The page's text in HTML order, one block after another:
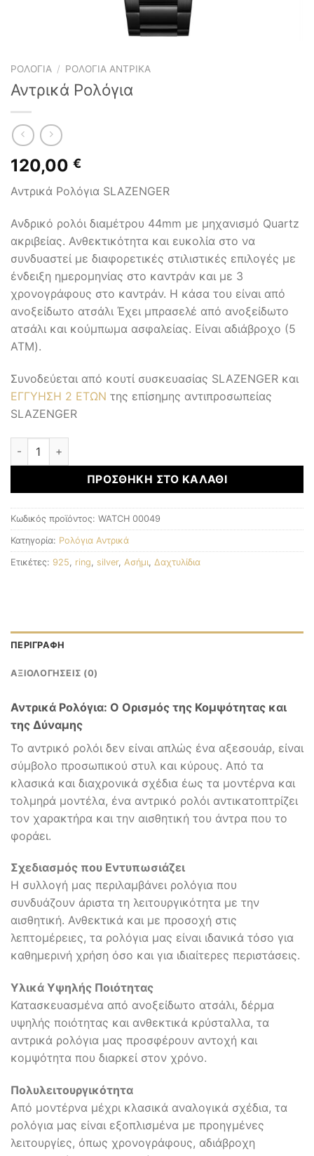
ΡΟΛΌΓΙΑ / ΡΟΛΌΓΙΑ ΑΝΤΡΙΚΆ
Αντρικά Ρολόγια
120,00 €
Αντρικά Ρολόγια SLAZENGER
Ανδρικό ρολόι διαμέτρου 44mm με μηχανισμό Quartz
ακριβείας. Ανθεκτικότητα και ευκολία στο να
συνδυαστεί με διαφορετικές στιλιστικές επιλογές με
ένδειξη ημερομηνίας στο καντράν και με 3
χρονογράφους στο καντράν. Η κάσα του είναι από
ανοξείδωτο ατσάλι Έχει μπρασελέ από ανοξείδωτο
ατσάλι και κούμπωμα ασφαλείας. Είναι αδιάβροχο (5
ATM).
Συνοδεύεται από κουτί συσκευασίας SLAZENGER και
ΕΓΓΥΗΣΗ 2 ΕΤΩΝ της επίσημης αντιπροσωπείας
SLAZENGER
Αντρικά Ρολόγια ποσότητα
ΠΡΟΣΘΉΚΗ ΣΤΟ ΚΑΛΆΘΙ
Κωδικός προϊόντος: WATCH 00049
Κατηγορία: Ρολόγια Αντρικά
Ετικέτες: 925 ring silver, Ασήμι Δαχτυλίδια
ΠΕΡΙΓΡΑΦΉ
ΑΞΙΟΛΟΓΉΣΕΙΣ (0)
Αντρικά Ρολόγια: Ο Ορισμός της Κομψότητας και
της Δύναμης
Το αντρικό ρολόι δεν είναι απλώς ένα αξεσουάρ, είναι
σύμβολο προσωπικού στυλ και κύρους. Από τα
κλασικά και διαχρονικά σχέδια έως τα μοντέρνα και
τολμηρά μοντέλα, ένα αντρικό ρολόι αντικατοπτρίζει
τον χαρακτήρα και την αισθητική του άντρα που το
φοράει.
Σχεδιασμός που Εντυπωσιάζει
Η συλλογή μας περιλαμβάνει ρολόγια που
συνδυάζουν άριστα τη λειτουργικότητα με την
αισθητική. Ανθεκτικά και με προσοχή στις
λεπτομέρειες, τα ρολόγια μας είναι ιδανικά τόσο για
καθημερινή χρήση όσο και για ιδιαίτερες περιστάσεις.
Υλικά Υψηλής Ποιότητας
Κατασκευασμένα από ανοξείδωτο ατσάλι, δέρμα
υψηλής ποιότητας και ανθεκτικά κρύσταλλα, τα
αντρικά ρολόγια μας προσφέρουν αντοχή και
κομψότητα που διαρκεί στον χρόνο.
Πολυλειτουργικότητα
Από μοντέρνα μέχρι κλασικά αναλογικά σχέδια, τα
ρολόγια μας είναι εξοπλισμένα με προηγμένες
λειτουργίες, όπως χρονογράφους, αδιάβροχη